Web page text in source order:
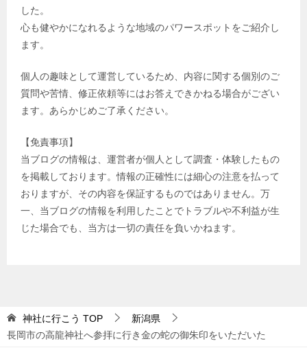
した。
心も健やかになれるような地域のパワースポットをご紹介し
ます。
個人の趣味として運営しているため、内容に関する個別のご
質問や苦情、修正依頼等にはお答えできかねる場合がござい
ます。あらかじめご了承ください。
【免責事項】
当ブログの情報は、運営者が個人として調査・体験したもの
を掲載しております。情報の正確性には細心の注意を払って
おりますが、その内容を保証するものではありません。万
一、当ブログの情報を利用したことでトラブルや不利益が生
じた場合でも、当方は一切の責任を負いかねます。
神社に行こう TOP
新潟県
長岡市の高龍神社へ参拝に行き金の蛇の御朱印をいただいた